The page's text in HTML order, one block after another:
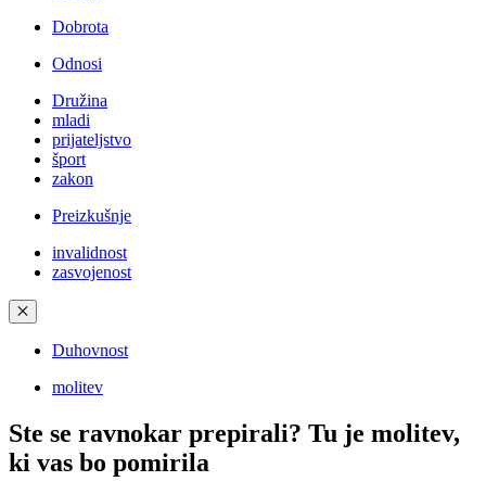
Dobrota
Odnosi
Družina
mladi
prijateljstvo
šport
zakon
Preizkušnje
invalidnost
zasvojenost
✕
Duhovnost
molitev
Ste se ravnokar prepirali? Tu je molitev,
ki vas bo pomirila